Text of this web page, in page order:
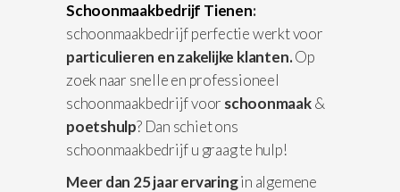
Schoonmaakbedrijf Tienen:
schoonmaakbedrijf perfectie werkt voor
particulieren en zakelijke klanten.Op
zoek naar snelle en professioneel
schoonmaakbedrijf voor schoonmaak&
poetshulp? Dan schiet ons
schoonmaakbedrijf u graag te hulp!
Meer dan 25 jaar ervaringin algemene